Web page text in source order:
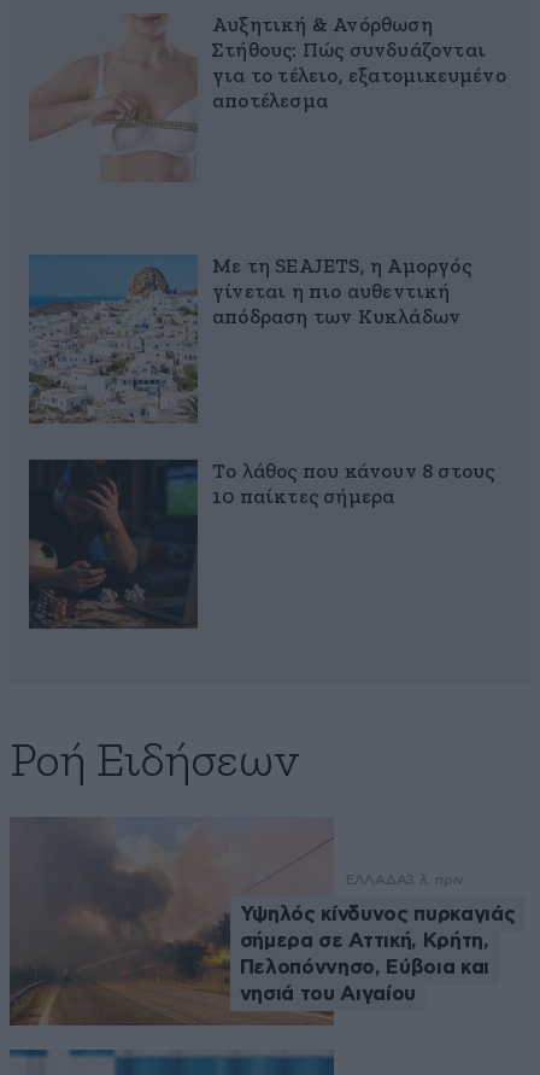
Αυξητική & Ανόρθωση
Στήθους: Πώς συνδυάζονται
για το τέλειο, εξατομικευμένο
αποτέλεσμα
Με τη SEAJETS, η Αμοργός
γίνεται η πιο αυθεντική
απόδραση των Κυκλάδων
Το λάθος που κάνουν 8 στους
10 παίκτες σήμερα
Ροή Ειδήσεων
ΕΛΛΑΔΑ3 λ. πριν
Υψηλός κίνδυνος πυρκαγιάς
σήμερα σε Αττική, Κρήτη,
Πελοπόννησο, Εύβοια και
νησιά του Αιγαίου